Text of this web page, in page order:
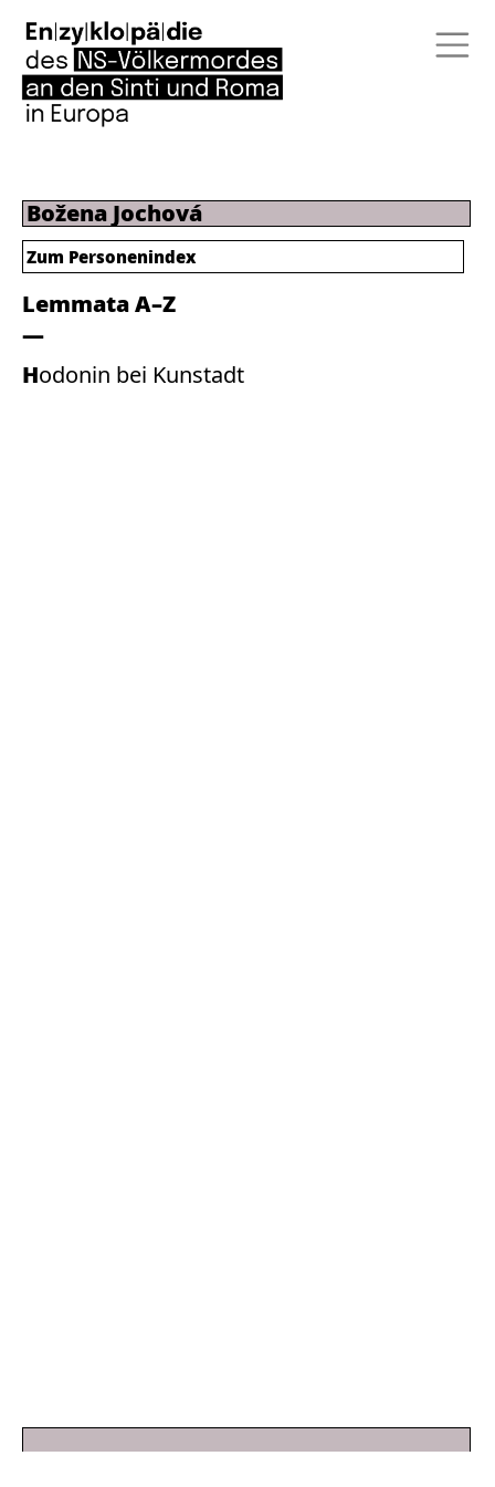
Božena Jochová
Lemmata A–Z
Hodonin bei Kunstadt
Zum Personenindex